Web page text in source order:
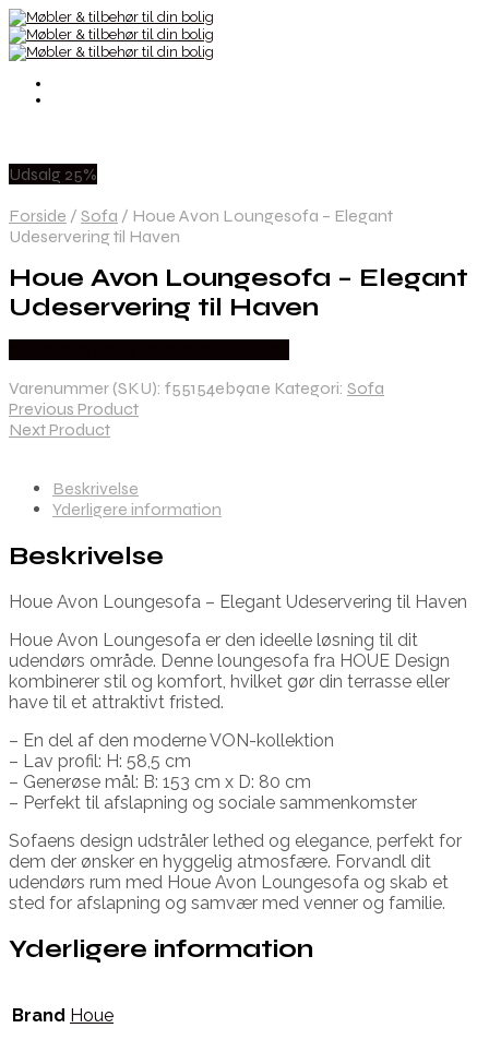
Udsalg 25%
Forside / Sofa / Houe Avon Loungesofa – Elegant
Udeservering til Haven
Houe Avon Loungesofa – Elegant
Udeservering til Haven
Varenummer (SKU): f55154eb9a1e Kategori: Sofa
Previous Product
Next Product
Beskrivelse
Yderligere information
Beskrivelse
Houe Avon Loungesofa – Elegant Udeservering til Haven
Houe Avon Loungesofa er den ideelle løsning til dit
udendørs område. Denne loungesofa fra HOUE Design
kombinerer stil og komfort, hvilket gør din terrasse eller
have til et attraktivt fristed.
– En del af den moderne VON-kollektion
– Lav profil: H: 58,5 cm
– Generøse mål: B: 153 cm x D: 80 cm
– Perfekt til afslapning og sociale sammenkomster
Sofaens design udstråler lethed og elegance, perfekt for
dem der ønsker en hyggelig atmosfære. Forvandl dit
udendørs rum med Houe Avon Loungesofa og skab et
sted for afslapning og samvær med venner og familie.
Yderligere information
Brand Houe